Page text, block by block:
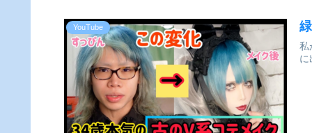
YouTube
私
に